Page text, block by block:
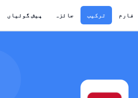
فارم ترکیب جائزہ پیش گوئیاں